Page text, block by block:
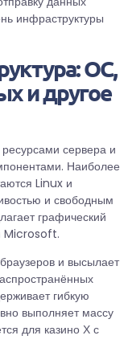
инфраструктуры
ОС,
и другое
сервера и
Наиболее
Linux и
и свободным
графический
Microsoft.
и высылает
гибкую
выполняет массу
для казино Х с